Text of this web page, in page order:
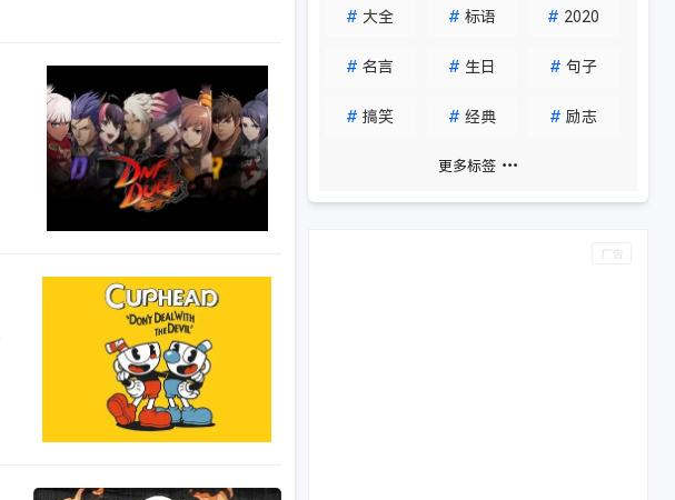
# 大全 # 标语 # 2020
# 名言 # 生日 # 句子
# 搞笑 # 经典 # 励志
更多标签